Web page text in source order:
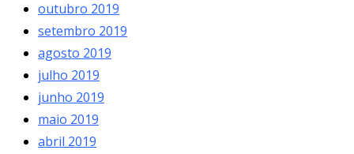
outubro 2019
setembro 2019
agosto 2019
julho 2019
junho 2019
maio 2019
abril 2019